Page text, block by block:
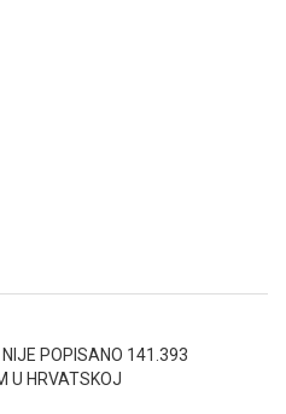
POPISANO 141.393
U HRVATSKOJ